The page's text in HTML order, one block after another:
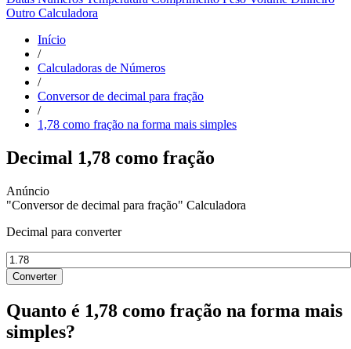
Outro Calculadora
Início
/
Calculadoras de Números
/
Conversor de decimal para fração
/
1,78 como fração na forma mais simples
Decimal 1,78 como fração
"Conversor de decimal para fração" Calculadora
Decimal para converter
Converter
Quanto é 1,78 como fração na forma mais
simples?